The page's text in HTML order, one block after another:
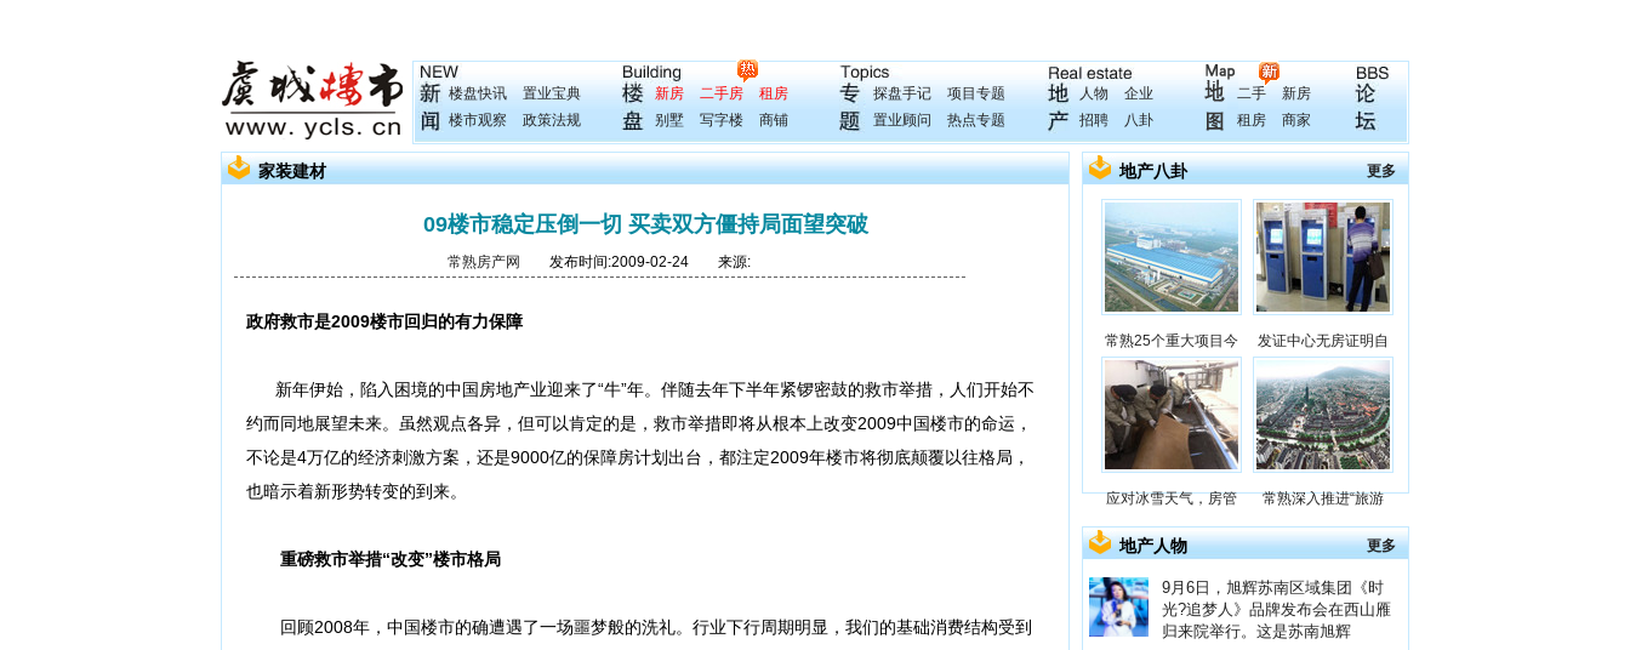
楼盘快讯
置业宝典
楼市观察
政策法规
新房 二手房
租房
别墅
写字楼 商铺
探盘手记
项目专题
置业顾问
热点专题
人物
企业
招聘
八卦
二手
新房
租房
商家
家装建材
09楼市稳定压倒一切 买卖双方僵持局面望突破
常熟房产网 发布时间:2009-02-24 来源:
政府救市是2009楼市回归的有力保障
新年伊始，陷入困境的中国房地产业迎来了“牛”年。伴随去年下半年紧锣密鼓的救市举措，人们开始不
约而同地展望未来。虽然观点各异，但可以肯定的是，救市举措即将从根本上改变2009中国楼市的命运，
不论是4万亿的经济刺激方案，还是9000亿的保障房计划出台，都注定2009年楼市将彻底颠覆以往格局，
也暗示着新形势转变的到来。
重磅救市举措“改变”楼市格局
回顾2008年，中国楼市的确遭遇了一场噩梦般的洗礼。行业下行周期明显，我们的基础消费结构受到
地产八卦 更多
常熟25个重大项目今 发证中心无房证明自
应对冰雪天气，房管 常熟深入推进“旅游
地产人物 更多
9月6日，旭辉苏南区域集团《时
光?追梦人》品牌发布会在西山雁
归来院举行。这是苏南旭辉